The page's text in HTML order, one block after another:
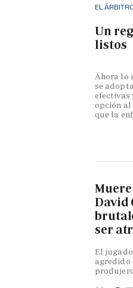
EL
Un
listos
Ahora lo
se
efectivas
opción al
que la
David
ser
El
agredido